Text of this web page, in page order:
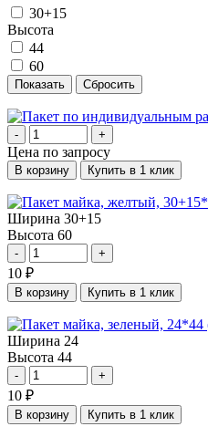
30+15
Высота
44
60
- +
Цена по запросу
В корзину Купить в 1 клик
Ширина 30+15
Высота 60
- +
10 ₽
В корзину Купить в 1 клик
Ширина 24
Высота 44
- +
10 ₽
В корзину Купить в 1 клик